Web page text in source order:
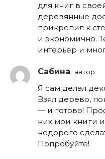
для книг в
деревянные
прикрепил к
и экономично.
интерьер и
Сабина автор
Я сам делал
Взял дерево,
— и готово!
них мои книги
недорого
Попробуйте!